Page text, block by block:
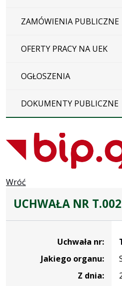
ZAMÓWIENIA PUBLICZNE
OFERTY PRACY NA UEK
OGŁOSZENIA
DOKUMENTY PUBLICZNE
Wróć
UCHWAŁA NR
T.0022.16.2021
Uchwała nr:
Jakiego organu:
Z dnia: